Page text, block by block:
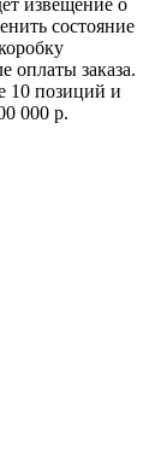
состояние
оплаты заказа.
10 позиций и
000 р.